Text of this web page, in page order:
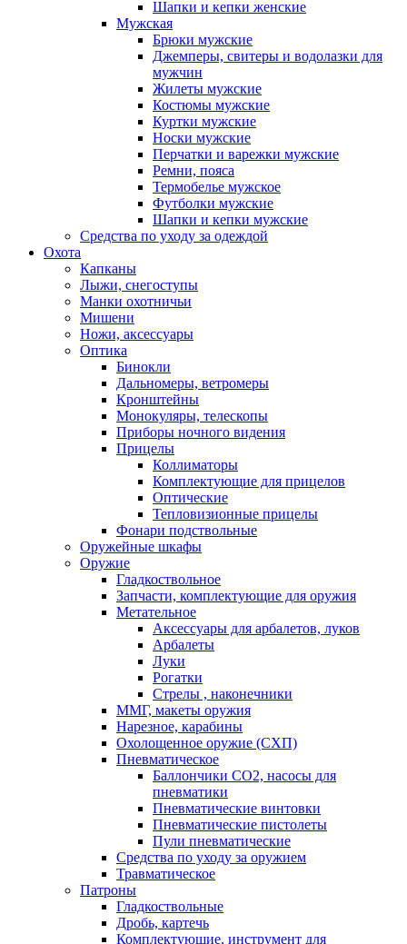
Шапки и кепки женские
Мужская
Брюки мужские
Джемперы, свитеры и водолазки для
мужчин
Жилеты мужские
Костюмы мужские
Куртки мужские
Носки мужские
Перчатки и варежки мужские
Ремни, пояса
Термобелье мужское
Футболки мужские
Шапки и кепки мужские
Средства по уходу за одеждой
Охота
Капканы
Лыжи, снегоступы
Манки охотничьи
Мишени
Ножи, аксессуары
Оптика
Бинокли
Дальномеры, ветромеры
Кронштейны
Монокуляры, телескопы
Приборы ночного видения
Прицелы
Коллиматоры
Комплектующие для прицелов
Оптические
Тепловизионные прицелы
Фонари подствольные
Оружейные шкафы
Оружие
Гладкоствольное
Запчасти, комплектующие для оружия
Метательное
Аксессуары для арбалетов, луков
Арбалеты
Луки
Рогатки
Стрелы , наконечники
ММГ, макеты оружия
Нарезное, карабины
Охолощенное оружие (СХП)
Пневматическое
Баллончики СО2, насосы для
пневматики
Пневматические винтовки
Пневматические пистолеты
Пули пневматические
Средства по уходу за оружием
Травматическое
Патроны
Гладкоствольные
Дробь, картечь
Комплектующие, инструмент для